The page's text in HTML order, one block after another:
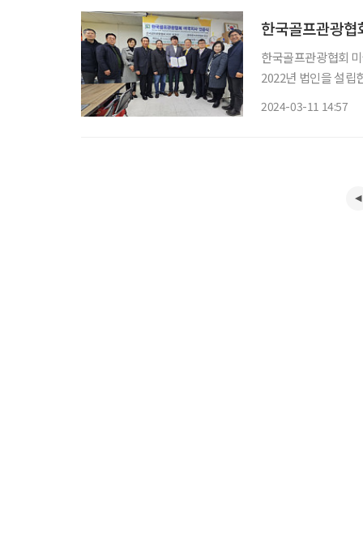
한국골프관광협
한국골프관광협회
2022년 법인을 설립
2024-03-11 14:57